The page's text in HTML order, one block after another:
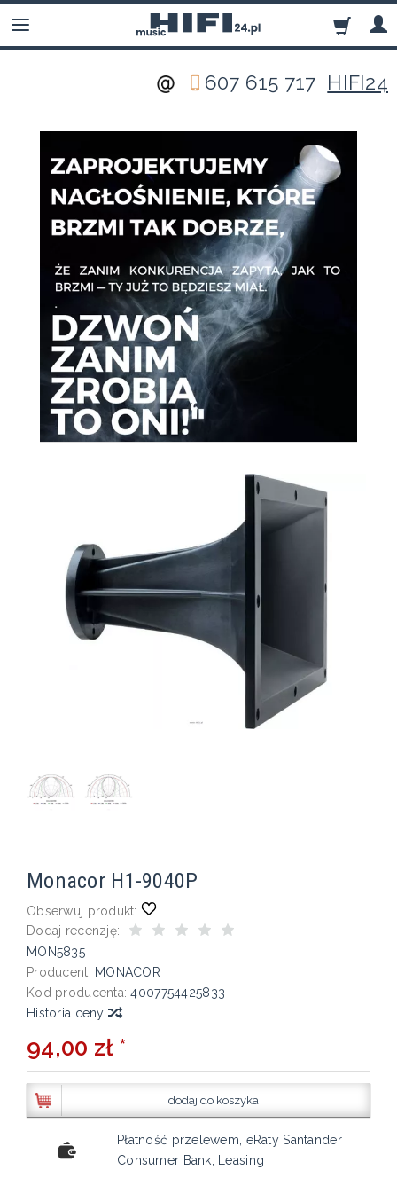
607 615 717 HIFI24
Monacor H1-9040P
Obserwuj produkt:
Dodaj recenzję:
MON5835
Producent: MONACOR
Kod producenta: 4007754425833
Historia ceny
94,00 zł *
dodaj do koszyka
Płatność przelewem, eRaty Santander
Consumer Bank, Leasing